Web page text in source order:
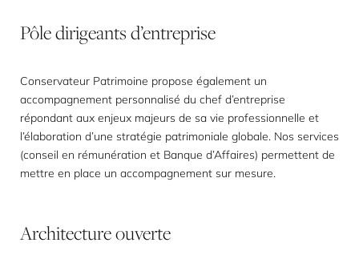
Pôledirigeantsd’entreprise
Conservateur Patrimoine propose également un
accompagnement personnalisé du chef d’entreprise
répondant aux enjeux majeurs de sa vie professionnelle et
l’élaboration d’une stratégie patrimoniale globale. Nos services
(conseil en rémunération et Banque d’Affaires) permettent de
mettre en place un accompagnement sur mesure.
Architectureouverte